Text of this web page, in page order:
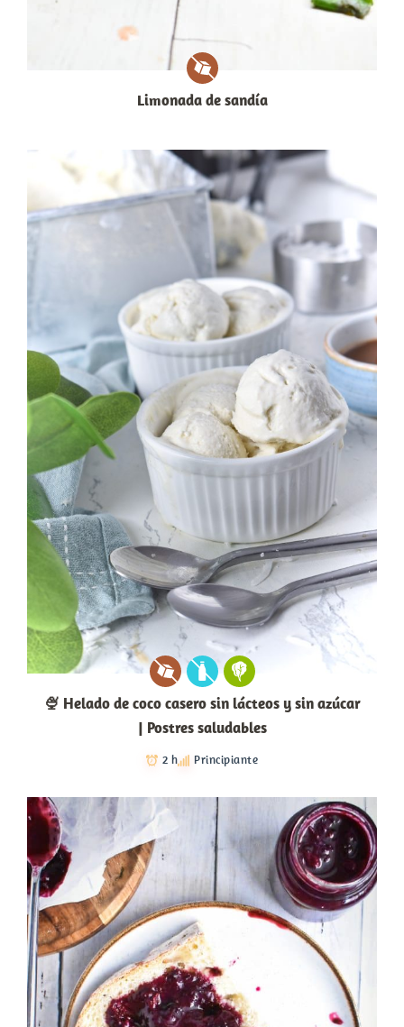
Limonada de sandía
🍨 Helado de coco casero sin lácteos y sin azúcar
| Postres saludables
2 h Principiante